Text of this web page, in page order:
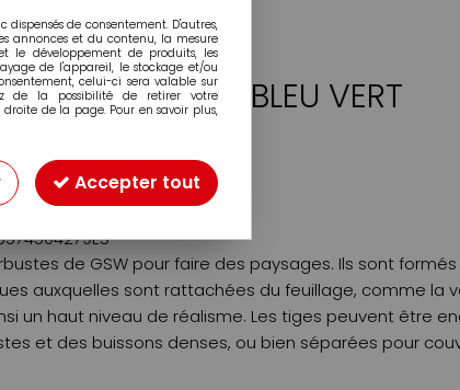
ARBUSTES - BLEU VERT
€TTC
de GSW pour faire des paysages. Ils sont
auxquelles sont rattachées du feuillage, comme la
un haut niveau de réalisme. Les tiges peuvent être
et des buissons denses, ou bien séparées pour
dispensés de consentement. D'autres,
annonces et du contenu, la mesure
le développement de produits, les
de l'appareil, le stockage et/ou
celui-ci sera valable sur
de la possibilité de retirer votre
de la page. Pour en savoir plus,
Accepter tout